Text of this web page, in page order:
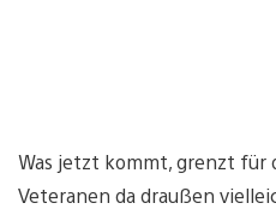
Was jetzt kommt, grenzt für
Veteranen da draußen